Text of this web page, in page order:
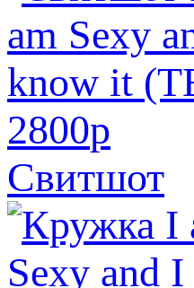
2800p
Свитшот